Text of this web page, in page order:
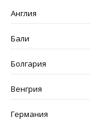
Англия
Бали
Болгария
Венгрия
Германия